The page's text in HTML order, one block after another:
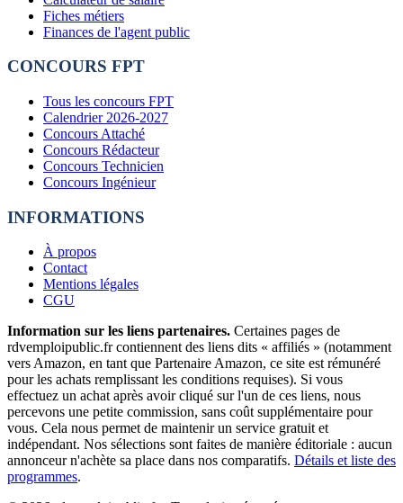
Fiches métiers
Finances de l'agent public
CONCOURS FPT
Tous les concours FPT
Calendrier 2026-2027
Concours Attaché
Concours Rédacteur
Concours Technicien
Concours Ingénieur
INFORMATIONS
À propos
Contact
Mentions légales
CGU
Information sur les liens partenaires. Certaines pages de
rdvemploipublic.fr contiennent des liens dits « affiliés » (notamment
vers Amazon, en tant que Partenaire Amazon, ce site est rémunéré
pour les achats remplissant les conditions requises). Si vous
effectuez un achat après avoir cliqué sur l'un de ces liens, nous
percevons une petite commission, sans coût supplémentaire pour
vous. Cela nous permet de maintenir un service gratuit et
indépendant. Nos sélections sont faites de manière éditoriale : aucun
annonceur n'achète sa place dans nos comparatifs. Détails et liste des
programmes.